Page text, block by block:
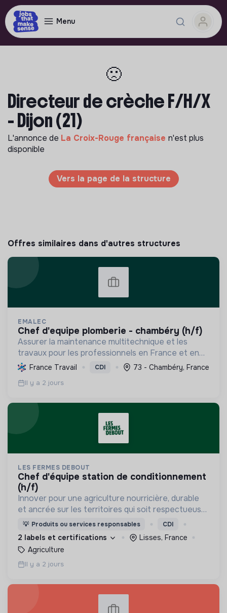
Menu
🙁
Directeur de crèche F/H/X
- Dijon (21)
L'annonce de La Croix-Rouge française n'est plus
disponible
Vers la page de la structure
Offres similaires dans d'autres structures
EMALEC
chef d'equipe plomberie - chambéry (h/f)
Assurer la maintenance multitechnique et les
travaux pour les professionnels en France et en
Europe, en intégrant des solutions durables et en
promouvant un environnement de travail éthique
et inclusi...
France Travail CDI 73 - Chambéry, France
Il y a 2 jours
LES FERMES DEBOUT
chef d'équipe station de conditionnement
(h/f)
Innover pour une agriculture nourricière, durable
et ancrée sur les territoires qui soit respectueuse
de l'humain et des écosystèmes
💡 Produits ou services responsables CDI
2 labels et certifications
Lisses, France
Agriculture
Il y a 2 jours